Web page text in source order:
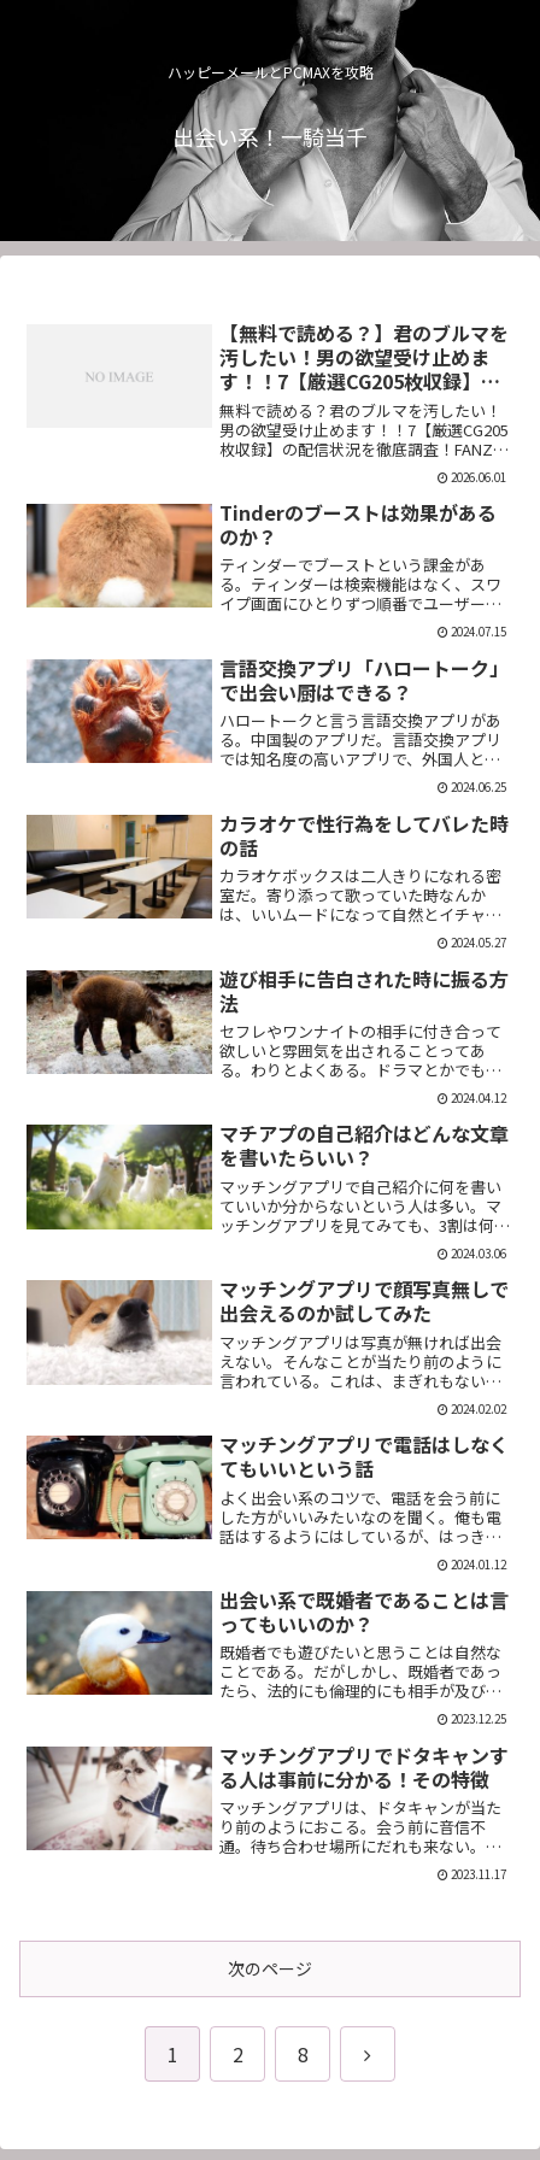
ハッピーメールとPCMAXを攻略
出会い系！一騎当千
【無料で読める？】君のブルマを
汚したい！男の欲望受け止めま
す！！7【厳選CG205枚収録】
【虚構クラブ】
無料で読める？君のブルマを汚したい！
男の欲望受け止めます！！7【厳選CG205
枚収録】の配信状況を徹底調査！FANZA
での販売形式やサンプル視聴、レビュー
評価もまとめています。今すぐチェッ
ク！【d_544876】
2026.06.01
Tinderのブーストは効果がある
のか？
ティンダーでブーストという課金があ
る。ティンダーは検索機能はなく、スワ
イプ画面にひとりずつ順番でユーザーが
表示される。その順番を優先して表示す
ることができる課金がブーストだ。ブー
スト1つ消費で30分間、ブースト2つ消費
で2時間の優先表示がさ...
2024.07.15
言語交換アプリ「ハロートーク」
で出会い厨はできる？
ハロートークと言う言語交換アプリがあ
る。中国製のアプリだ。言語交換アプリ
では知名度の高いアプリで、外国人と知
り合いたい付き合いたいという人にも魅
力的には一見魅力的にうつる。外国人の
恋人欲しいよな。俺もエマワトソンと結
婚してえ。ではハロートー...
2024.06.25
カラオケで性行為をしてバレた時
の話
カラオケボックスは二人きりになれる密
室だ。寄り添って歌っていた時なんか
は、いいムードになって自然とイチャイ
チャしはじめてしまうこともある。俺も
よく出会い系で知り合った人とカラオケ
にいったりする。相手もその気だったり
するから、なんかいいムード...
2024.05.27
遊び相手に告白された時に振る方
法
セフレやワンナイトの相手に付き合って
欲しいと雰囲気を出されることってあ
る。わりとよくある。ドラマとかでも、
「1回やっただけで恋人面するな。」みた
いなのがあるけど、現実でもよくある。
そんな時に、相手を気付つけずいかに波
風立てずに振るか。遊び人...
2024.04.12
マチアプの自己紹介はどんな文章
を書いたらいい？
マッチングアプリで自己紹介に何を書い
ていいか分からないという人は多い。マ
ッチングアプリを見てみても、3割は何も
書いていない人がいる。なかには、何を
書いていいか分かりませんー。とだけ書
いている人も。なので、今回の記事はマ
チアプのプロフィールの...
2024.03.06
マッチングアプリで顔写真無しで
出会えるのか試してみた
マッチングアプリは写真が無ければ出会
えない。そんなことが当たり前のように
言われている。これは、まぎれもない事
実だと思う。自分が使う時に写真を載せ
ていない人は無視するし、相手をするに
しても適当にあしらう。写真無しで出会
えるのは、お金が発生する...
2024.02.02
マッチングアプリで電話はしなく
てもいいという話
よく出会い系のコツで、電話を会う前に
した方がいいみたいなのを聞く。俺も電
話はするようにはしているが、はっきり
言っちゃうと電話なんていらない。よっ
ぽど話術や声に自信ある人だけすればい
いと思っている。では、その理由を語っ
ていこう。電話を嫌がる人...
2024.01.12
出会い系で既婚者であることは言
ってもいいのか？
既婚者でも遊びたいと思うことは自然な
ことである。だがしかし、既婚者であっ
たら、法的にも倫理的にも相手が及び腰
になることは明らかだ。では、既婚者で
あることを言わない方がいいのか。否、
それは違う。既婚者であることを伝える
メリット出会い系で既婚者...
2023.12.25
マッチングアプリでドタキャンす
る人は事前に分かる！その特徴
マッチングアプリは、ドタキャンが当た
り前のようにおこる。会う前に音信不
通。待ち合わせ場所にだれも来ない。そ
んなの普通だ。迷惑な話だが、このドタ
キャン野郎どもは見分けることができ
2023.11.17
次のページ
1 2 8
次